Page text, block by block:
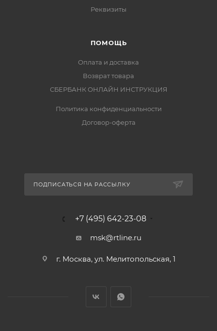
Реквизиты
ПОМОЩЬ
Оплата и доставка
Возврат товара
СБЕРБАНК ОНЛАЙН ИНСТРУКЦИЯ
Политика конфиденциальности
Договор-оферта
ПОДПИСАТЬСЯ НА РАССЫЛКУ
+7 (495) 642-23-08
msk@rtline.ru
г. Москва, ул. Мелитопольская, 1